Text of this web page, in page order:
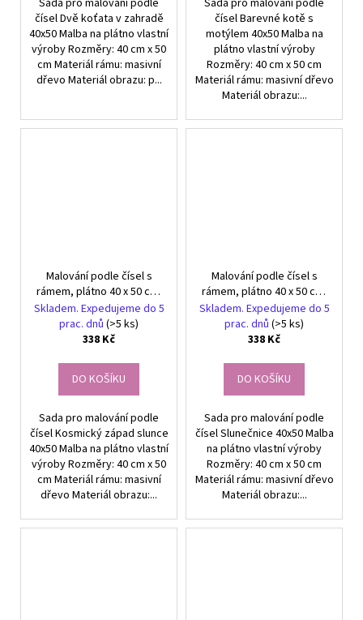
čísel Dvě koťata v zahradě
40x50 Malba na plátno vlastní
výroby Rozměry: 40 cm x 50
cm Materiál rámu: masivní
dřevo Materiál obrazu: p...
čísel Barevné kotě s
motýlem 40x50 Malba na
plátno vlastní výroby
Rozměry: 40 cm x 50 cm
Materiál rámu: masivní dřevo
Materiál obrazu:...
Malování podle čísel s
rámem, plátno 40 x 50 cm,
Kosmický západ slunce
Skladem. Expedujeme do 5
prac. dnů (>5 ks)
338 Kč
DO KOŠÍKU
Sada pro malování podle
čísel Kosmický západ slunce
40x50 Malba na plátno vlastní
výroby Rozměry: 40 cm x 50
cm Materiál rámu: masivní
dřevo Materiál obrazu:...
Malování podle čísel s
rámem, plátno 40 x 50 cm,
Slunečnice
Skladem. Expedujeme do 5
prac. dnů (>5 ks)
338 Kč
DO KOŠÍKU
Sada pro malování podle
čísel Slunečnice 40x50 Malba
na plátno vlastní výroby
Rozměry: 40 cm x 50 cm
Materiál rámu: masivní dřevo
Materiál obrazu:...